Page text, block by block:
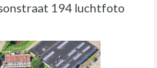
194 luchtfoto